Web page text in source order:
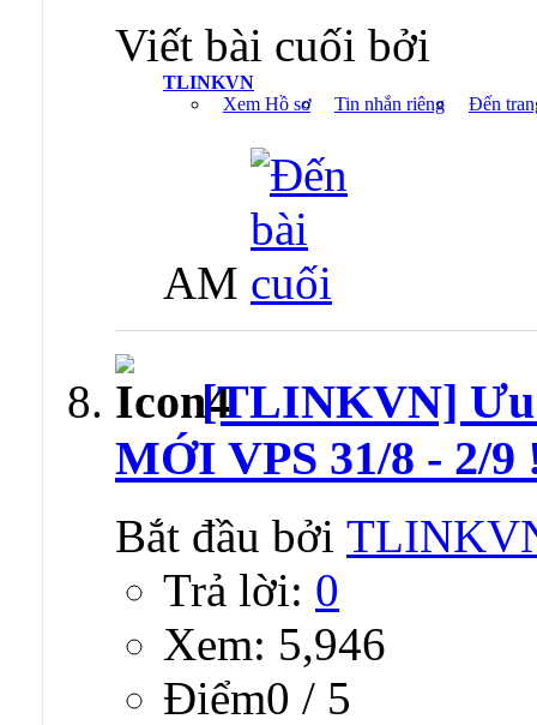
Viết bài cuối bởi
TLINKVN
Xem Hồ sơ
Tin nhắn riêng Đến
AM
[TLINKVN]
MỚI VPS 31/8 - 2/9
Bắt đầu bởi
Trả lời: 0
Xem: 5,946
Ðiểm0 / 5